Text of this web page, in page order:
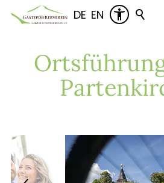
DE EN